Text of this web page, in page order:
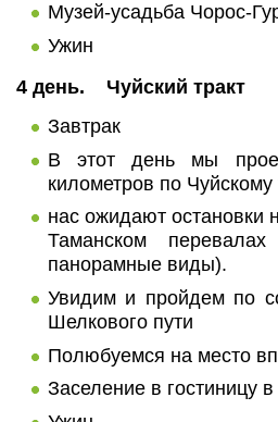
Музей-усадьба Чорос-
Ужин
4 день. Чуйский тракт
Завтрак
В этот день мы
километров по Чуйскому
нас ожидают остановки
Таманском
панорамные виды).
Увидим и пройдем по
Шелкового пути
Полюбуемся на место
Заселение в гостиницу